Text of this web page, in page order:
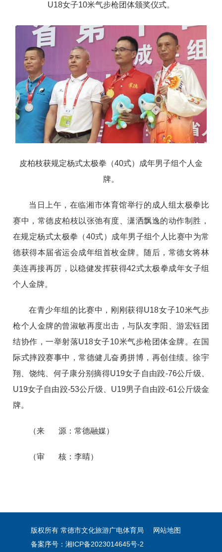
U18女子10米气步枪团体颁奖仪式。
皮柏枝获规定杨式太极拳（40式）成年男子组个人金
牌。
当日上午，在临湘市体育馆举行的成人组太极拳比
赛中，常德皮柏枝以张弛有度、潇洒飘逸的动作制胜，
在规定杨式太极拳（40式）成年男子组个人比赛中为常
德获得本届省运会成年组首枚金牌。随后，常德女将林
美连再接再厉，以稳健发挥获得42式太极拳成年女子组
个人金牌。
在青少年组的比赛中，刚刚获得U18女子10米气步
枪个人金牌的曾淑敏再度出击，与队友李阳、游宏钰团
结协作，一举射落U18女子10米气步枪团体金牌。在国
际式摔跤赛事中，常德健儿奋勇拼博，再创佳绩。徐宇
翔、饶纯、何子康分别摘得U19女子自由跤-76公斤级、
U19女子自由跤-53公斤级、U19男子自由跤-61公斤级金
牌。
（来 源：常德融媒）
（审 核：李晴）
版权所有 常德市文化旅游广电体育局
网站地图
备案序号：湘ICP备2023014645号-2